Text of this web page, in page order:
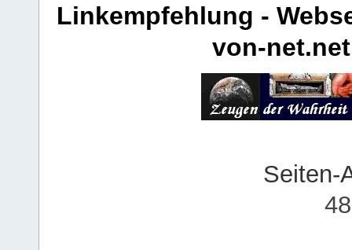
Linkempfehlung -
von-net.net
Seiten-